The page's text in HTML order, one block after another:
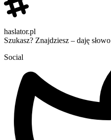
haslator.pl
Szukasz? Znajdziesz – daję słowo
Social